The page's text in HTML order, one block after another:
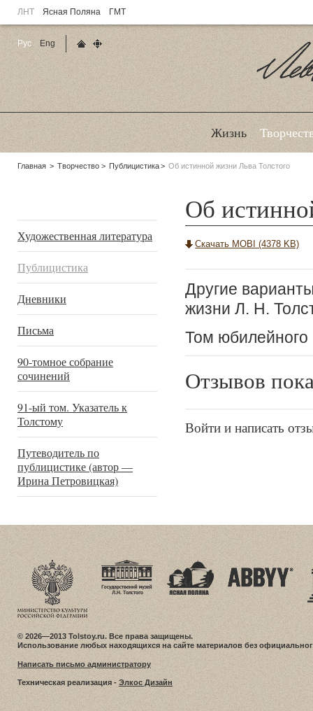
ЛНТ Ясная Поляна ГМТ
Жизнь
Родительские
Главная Творчество Публицистика Об истинной жизни Льва Толстого
Художественная литература
Публицистика
Дневники
Письма
90-томное собрание
сочинений
91-ый том. Указатель к
Толстому
Путеводитель по
публицистике (автор —
Ирина Петровицкая)
Об
Скачать MOBI (4378 KB)
Другие
жизни Л. Н.
Том юбилейного
Отзывов
Войти и написать
Рус
Eng
© 2026—2013 Tolstoy.ru. Все права защищены.
Использование любых находящихся на сайте материалов без
Написать письмо администратору
Техническая реализация - Элкос Дизайн